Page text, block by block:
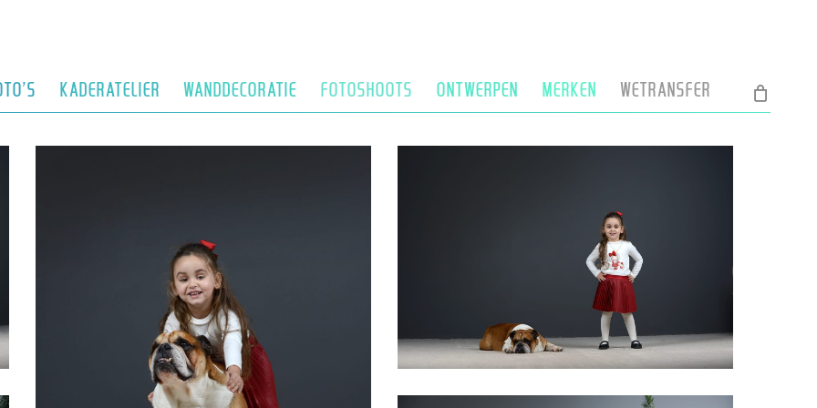
KADERATELIER WANDDECORATIE FOTOSHOOTS ONTWERPEN MERKEN WETRANSFER